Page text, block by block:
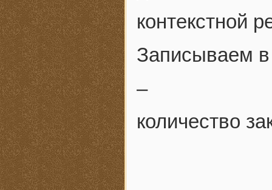
контекстной
Записываем
–
количество